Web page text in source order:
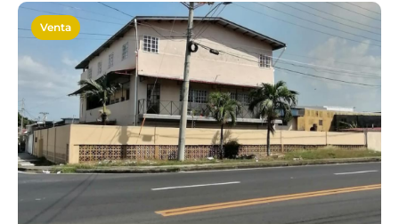
Venta